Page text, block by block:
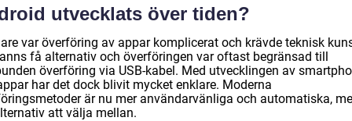
utvecklats över tiden?
var överföring av appar komplicerat och krävde teknisk
få alternativ och överföringen var oftast begränsad till
överföring via USB-kabel. Med utvecklingen av
har det dock blivit mycket enklare. Moderna
är nu mer användarvänliga och automatiska,
att välja mellan.